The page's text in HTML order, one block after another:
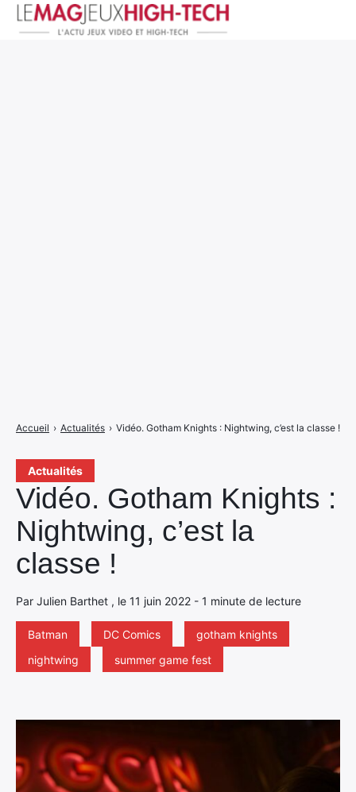
Actualités
Vidéo. Gotham Knights :
Nightwing, c’est la
classe !
Par Julien Barthet , le 11 juin 2022 - 1 minute de lecture
Batman DC Comics
gotham knights
nightwing
summer game fest
Accueil › Actualités › Vidéo. Gotham Knights : Nightwing, c’est la classe !